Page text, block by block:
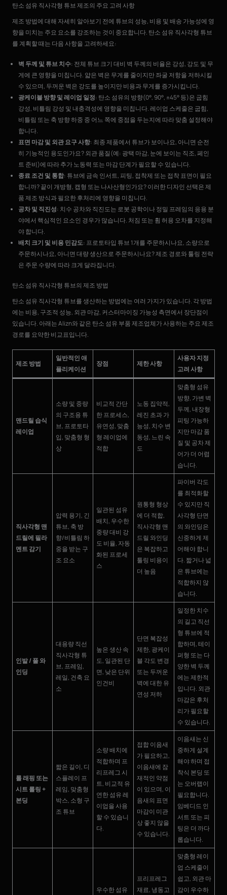
탄소 섬유 직사각형 튜브 제조의 주요 고려 사항
제조 방법에 대해 자세히 알아보기 전에 튜브의 성능, 비용 및 배송 가능성에 영
향을 미치는 주요 요소를 강조하는 것이 중요합니다. 탄소 섬유 직사각형 튜브
를 계획할 때는 다음 사항을 고려하세요:
벽 두께 및 튜브 치수: 전체 튜브 크기 대비 벽 두께의 비율은 강성, 강도 및 무
게에 큰 영향을 미칩니다. 얇은 벽은 무게를 줄이지만 좌굴 저항을 저하시킬
수 있으며, 두꺼운 벽은 강도를 높이지만 비용과 무게를 증가시킵니다.
광케이블 방향 및 레이업 일정: 탄소 섬유의 방향(0°, 90°, ±45° 등)은 굽힘
강성, 비틀림 강성 및 내충격성에 영향을 미칩니다. 레이업 스케줄은 굽힘,
비틀림 또는 축 방향 하중 중 어느 쪽에 중점을 두는지에 따라 맞춤 설정해야
합니다.
표면 마감 및 외관 요구 사항: 최종 제품에서 튜브가 보이나요, 아니면 순전
히 기능적인 용도인가요? 외관 품질(예: 광택 마감, 눈에 보이는 직조, 페인
트 준비)에 따라 추가 노동력 또는 마감 단계가 필요할 수 있습니다.
종료 조건 및 통합: 튜브에 금속 인서트, 피팅, 접착제 또는 접착 표면이 필요
합니까? 끝이 개방형, 캡형 또는 나사산형인가요? 이러한 디자인 선택은 제
품 제조 방식과 필요한 후처리에 영향을 미칩니다.
공차 및 직진성: 치수 공차와 직진도는 로봇 공학이나 정밀 프레임의 응용 분
야에서 핵심적인 요소인 경우가 많습니다. 처짐 또는 휨 허용 오차를 지정해
야 합니다.
배치 크기 및 비용 민감도: 프로토타입 튜브 1개를 주문하시나요, 소량으로
주문하시나요, 아니면 대량 생산으로 주문하시나요? 제조 경로와 툴링 전략
은 주문 수량에 따라 크게 달라집니다.
탄소 섬유 직사각형 튜브의 제조 방법
탄소 섬유 직사각형 튜브를 생산하는 방법에는 여러 가지가 있습니다. 각 방법
에는 비용, 구조적 성능, 외관 마감, 커스터마이징 가능성 측면에서 장단점이
있습니다. 아래는 Alizn와 같은 탄소 섬유 부품 제조업체가 사용하는 주요 제조
경로를 요약한 비교표입니다.
제조 방법
일반적인 애
플리케이션
장점 제한 사항
사용자 지정
고려 사항
맨드릴 습식
레이업
소량 및 중량
의 구조용 튜
브, 프로토타
입, 맞춤형 형
상
비교적 간단
한 프로세스,
유연성, 맞춤
형 레이업에
적합
노동 집약적,
레진 초과 가
능성, 치수 변
동성, 느린 속
도
맞춤형 섬유
방향, 가변 벽
두께, 내장형
피팅 가능하
지만 마감 품
질 및 공차 제
어가 더 어렵
습니다.
직사각형 맨
드릴에 필라
멘트 감기
압력 용기, 긴
튜브, 축 방
향/비틀림 하
중을 받는 구
조 요소
일관된 섬유
배치, 우수한
중량 대비 강
도 비율, 자동
화된 프로세
스
원통형 형상
에 더 적합,
직사각형 맨
드릴 와인딩
은 복잡하고
툴링 비용이
더 높음
파이버 각도
를 최적화할
수 있지만 직
사각형 단면
의 와인딩은
신중하게 제
어해야 합니
다. 짧거나 넓
은 튜브에는
적합하지 않
습니다.
인발 / 풀 와
인딩
대용량 직선
직사각형 튜
브, 프레임,
레일, 건축 요
소
높은 생산 속
도, 일관된 단
면, 낮은 단위
인건비
단면 복잡성
제한, 광케이
블 각도 변경
또는 두꺼운
벽에 대한 유
연성 저하
일정한 치수
의 길고 직선
형 튜브에 적
합하며, 테이
퍼형 또는 다
양한 벽 두께
에는 제한적
입니다. 외관
마감은 후처
리가 필요할
수 있습니다.
롤 래핑 또는
시트 롤링 +
본딩
짧은 길이, 디
스플레이 프
레임, 맞춤형
박스, 소형 구
조 튜브
소량 배치에
적합하며 프
리프레그 시
트, 비교적 유
연한 섬유 레
이업을 사용
할 수 있습니
다.
접합 이음새
가 필요하고,
이음새에 잠
재적인 약점
이 있으며, 이
음새의 표면
마감이 미관
상 좋지 않을
수 있습니다.
이음새는 신
중하게 설계
해야 하며 접
착식 본딩 또
는 오버랩이
필요합니다.
임베디드 인
서트 또는 피
팅은 더 까다
롭습니다.
우수한 섬유
프리프레그
재료, 냉동고
맞춤형 레이
업 스케줄이
쉽고, 외관 마
감이 우수하